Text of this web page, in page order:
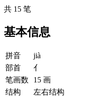
共 15 笔
基本信息
拼音
jià
部首
亻
笔画数
15 画
结构
左右结构